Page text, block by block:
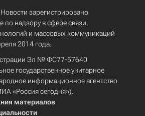
зарегистрировано
по надзору в сфере связи,
и массовых коммуникаций
2014 года.
Эл № ФС77-57640
государственное унитарное
информационное агентство
«Россия сегодня»).
материалов